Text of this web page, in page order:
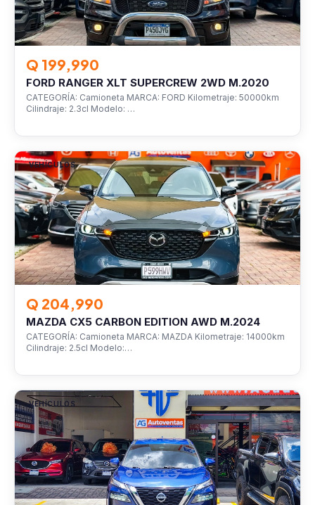
Q 199,990
FORD RANGER XLT SUPERCREW 2WD M.2020
CATEGORÍA: Camioneta MARCA: FORD Kilometraje: 50000km
Cilindraje: 2.3cl Modelo: …
VEHÍCULOS
Q 204,990
MAZDA CX5 CARBON EDITION AWD M.2024
CATEGORÍA: Camioneta MARCA: MAZDA Kilometraje: 14000km
Cilindraje: 2.5cl Modelo:…
VEHÍCULOS